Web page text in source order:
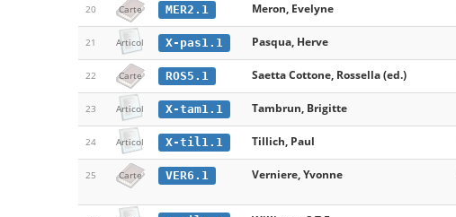
20 Carte MER2.1 Meron, Evelyne
21 Articol X-pas1.1 Pasqua, Herve
22 Carte ROS5.1 Saetta Cottone, Rossella (ed.)
23 Articol X-tam1.1 Tambrun, Brigitte
24 Articol X-til1.1 Tillich, Paul
25 Carte VER6.1 Verniere, Yvonne